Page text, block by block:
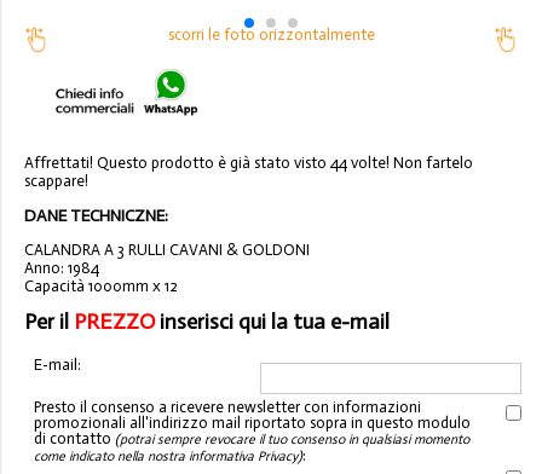
scorri le foto orizzontalmente
Affrettati! Questo prodotto è già stato visto 44 volte! Non fartelo
scappare!
DANE TECHNICZNE:
CALANDRA A 3 RULLI CAVANI & GOLDONI
Anno: 1984
Capacità 1000mm x 12
Per il PREZZOinserisci qui la tua e-mail
E-mail:
Presto il consenso a ricevere newsletter con informazioni
promozionali all'indirizzo mail riportato sopra in questo modulo
di contatto (potrai sempre revocare il tuo consenso in qualsiasi momento
come indicato nella nostra informativa Privacy):